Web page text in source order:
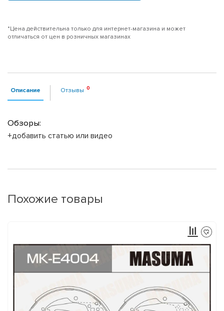
*Цена действительна только для интернет-магазина и может
отличаться от цен в розничных магазинах
Описание Отзывы
Обзоры:
+добавить статью или видео
Похожие товары